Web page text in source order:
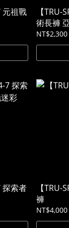
元祖戰
【TRU-
術長褲
NT$2,300
探索者
【TRU-
褲
NT$4,000